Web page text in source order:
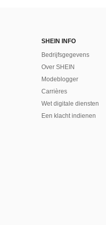
SHEIN INFO
Bedrijfsgegevens
Over SHEIN
Modeblogger
Carrières
Wet digitale diensten
Een klacht indienen